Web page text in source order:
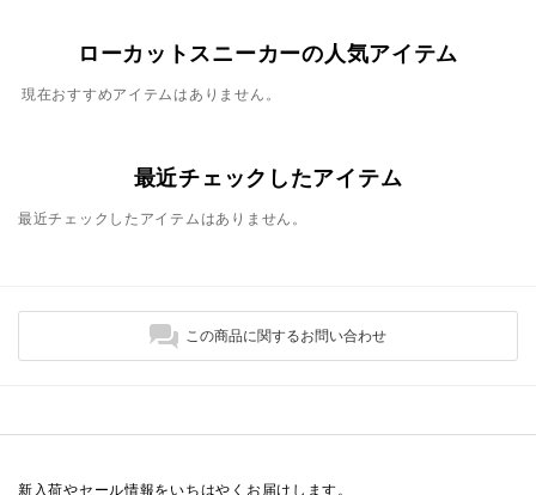
ローカットスニーカーの人気アイテム
現在おすすめアイテムはありません。
最近チェックしたアイテム
最近チェックしたアイテムはありません。
この商品に関するお問い合わせ
新入荷やセール情報をいちはやくお届けします。